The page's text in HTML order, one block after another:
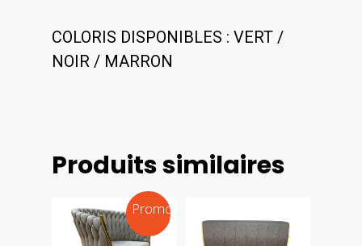
COLORIS DISPONIBLES : VERT /
NOIR / MARRON
Produits similaires
Promo !